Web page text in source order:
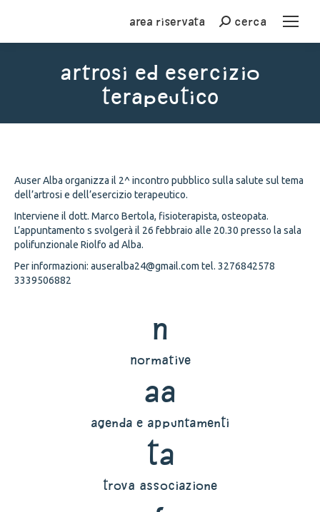
Area riservata Cercacerca
Artrosi ed esercizio
terapeutico
Auser Alba organizza il 2^ incontro pubblico sulla salute sul tema
dell’artrosi e dell’esercizio terapeutico.
Interviene il dott. Marco Bertola, fisioterapista, osteopata.
L’appuntamento s svolgerà il 26 febbraio alle 20.30 presso la sala
polifunzionale Riolfo ad Alba.
Per informazioni: auseralba24@gmail.com tel. 3276842578
3339506882
n
normative
aa
agenda e appuntamenti
ta
trova associazione